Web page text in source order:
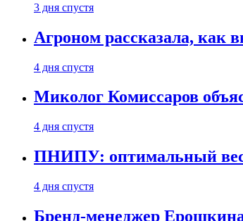
3 дня спустя
Агроном рассказала, как
4 дня спустя
Миколог Комиссаров
4 дня спустя
ПНИПУ: оптимальный вес
4 дня спустя
Бренд-менеджер